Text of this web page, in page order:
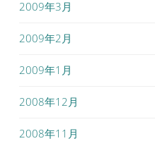
2009年3月
2009年2月
2009年1月
2008年12月
2008年11月